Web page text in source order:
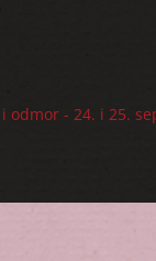
odmor - 24. i 25.